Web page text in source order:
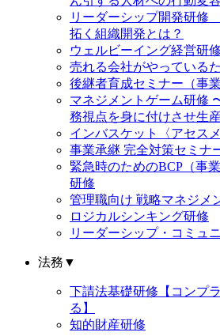
リーダーシップ開発研
拓く組織開発とは？
ウェルビーイング経営研修
売れる会社がやっている
後継者育成セミナー（事
マネジメントゲーム研修
務視点を身に付けさせ生
インバスケット〈アセスメ
事業承継 完全対策セミナ
緊急時のためのBCP（事
研修
管理職向け 戦略マネジメ
ロジカルシンキング研修
リーダーシップ・コミュ
法務 ▼
下請法基礎研修【コンプ
る】
知的財産研修